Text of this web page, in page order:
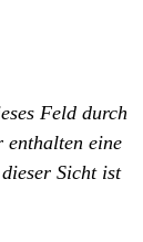
Feld durch
enthalten eine
Sicht ist